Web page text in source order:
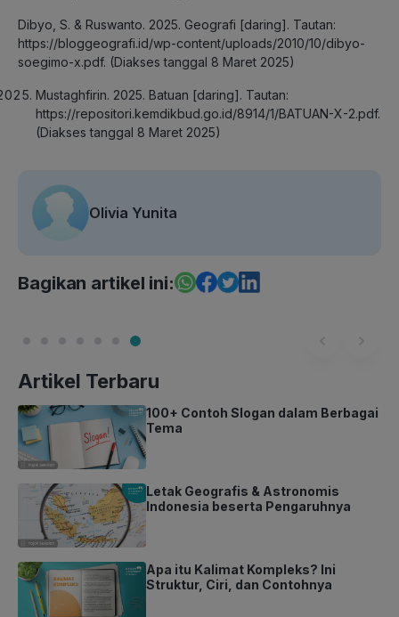
Dibyo, S. & Ruswanto. 2025. Geografi [daring]. Tautan:
https://bloggeografi.id/wp-content/uploads/2010/10/dibyo-
soegimo-x.pdf. (Diakses tanggal 8 Maret 2025)
Mustaghfirin. 2025. Batuan [daring]. Tautan:
https://repositori.kemdikbud.go.id/8914/1/BATUAN-X-2.pdf.
(Diakses tanggal 8 Maret 2025)
Olivia Yunita
Bagikan artikel ini:
Artikel Terbaru
100+ Contoh Slogan dalam Berbagai
Tema
Letak Geografis & Astronomis
Indonesia beserta Pengaruhnya
Apa itu Kalimat Kompleks? Ini
Struktur, Ciri, dan Contohnya